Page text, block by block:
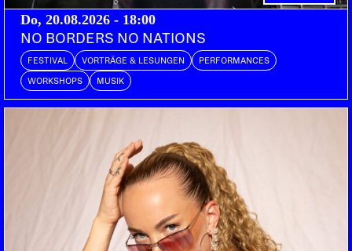
GMF, seit 1993 Wegbereiter des heimischen Funks,
vereinigen sich nach längerer Pause wieder mit
ihrem Bandgründer-, Leader und Saxophonist
Daniel «Bean» Bohnenblust und veröffentlichten
2017 ein neues Album, das allenthalben als ihr
zu übertreffen… Nach zwei Dekaden, 1000 Gigs
und unzähligen Alben sind GRAND MOTHER’S
FUNCK mit allen Wassern gewaschen, wenn es um
Konzerte geht. Locker und lässig hingeblätterte
Funk & Soul Grooves, mit fettem Sound (HM Buff)
Do, 20.08.2026 - 18:00
NO BORDERS NO NATIONS
FESTIVAL VORTRÄGE & LESUNGEN PERFORMANCES
WORKSHOPS MUSIK